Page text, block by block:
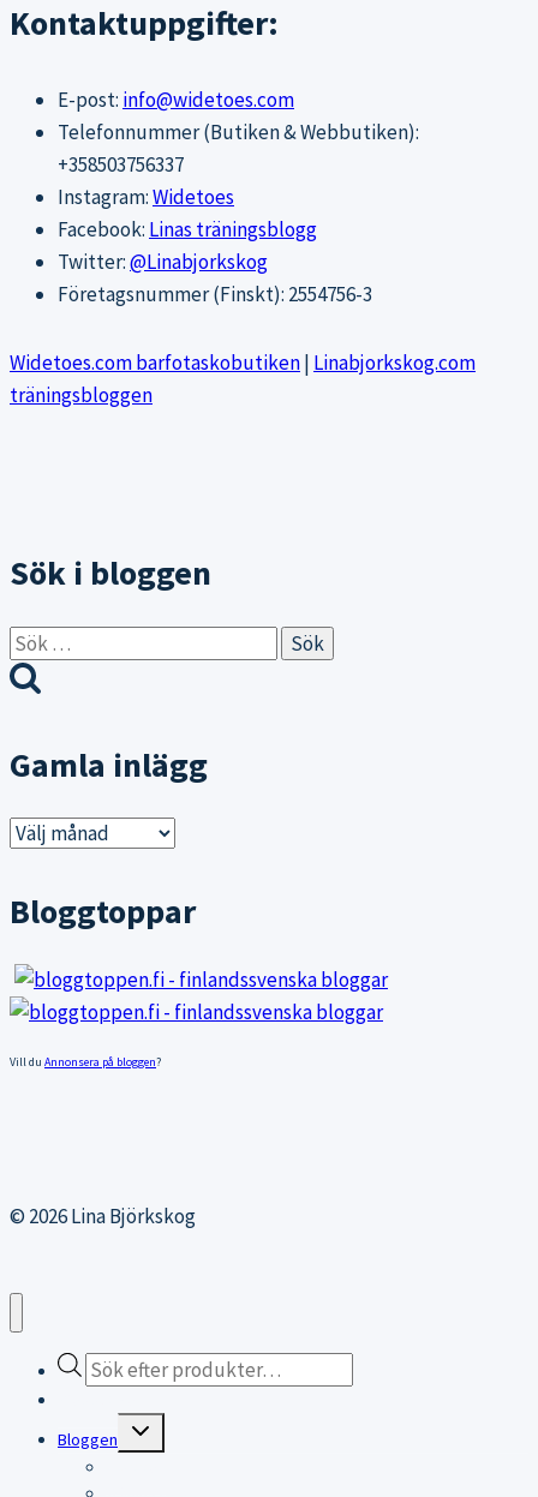
Kontaktuppgifter:
E-post: info@widetoes.com
Telefonnummer (Butiken & Webbutiken):
+358503756337
Instagram:Widetoes
Facebook: Linas träningsblogg
Twitter:@Linabjorkskog
Företagsnummer (Finskt): 2554756-3
Widetoes.com barfotaskobutiken| Linabjorkskog.com
träningsbloggen
Sök i bloggen
Sök
efter:
Gamla inlägg
Gamla
Bloggtoppar
Vill du Annonsera på bloggen?
© 2026 Lina Björkskog
Products
search
Bloggen
Expand
child